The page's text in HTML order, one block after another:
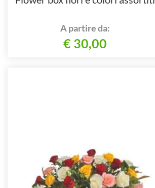
A partire da:
€ 30,00